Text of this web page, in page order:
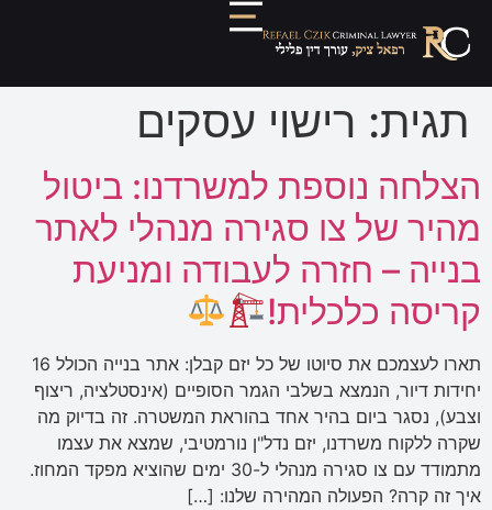
תגית: רישוי עסקים
הצלחה נוספת למשרדנו: ביטול
מהיר של צו סגירה מנהלי לאתר
בנייה – חזרה לעבודה ומניעת
קריסה כלכלית!
תארו לעצמכם את סיוטו של כל יזם קבלן: אתר בנייה הכולל 16
יחידות דיור, הנמצא בשלבי הגמר הסופיים (אינסטלציה, ריצוף
וצבע), נסגר ביום בהיר אחד בהוראת המשטרה. זה בדיוק מה
שקרה ללקוח משרדנו, יזם נדל"ן נורמטיבי, שמצא את עצמו
מתמודד עם צו סגירה מנהלי ל-30 ימים שהוציא מפקד המחוז.
איך זה קרה? הפעולה המהירה שלנו: […]